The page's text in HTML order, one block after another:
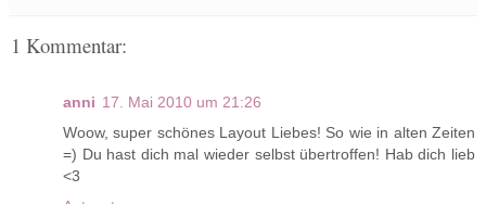
1 Kommentar:
anni 17. Mai 2010 um 21:26
Woow, super schönes Layout Liebes! So wie in alten Zeiten
=) Du hast dich mal wieder selbst übertroffen! Hab dich lieb
<3